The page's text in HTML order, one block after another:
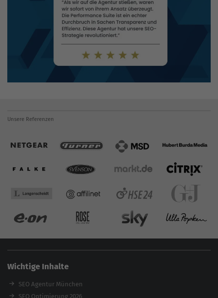
Unsere Referenzen
Wichtige Inhalte
SEO Agentur München
SEO Optimierung 2026